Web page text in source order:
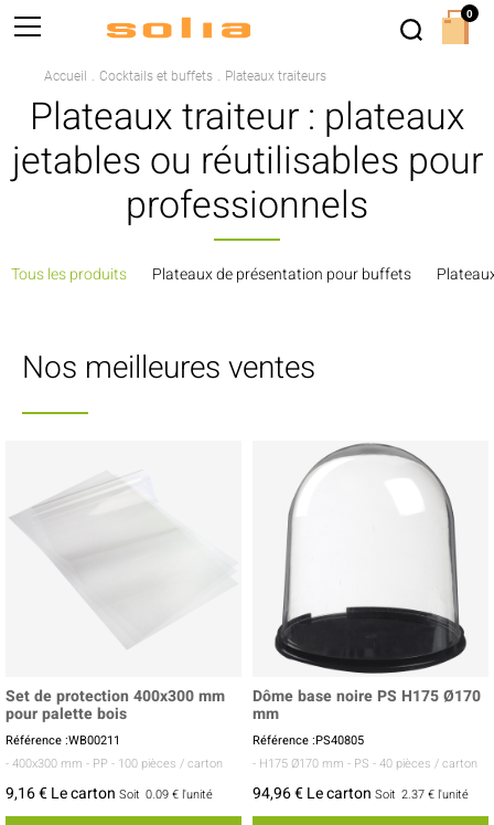
Accueil Cocktails et buffets Plateaux traiteurs
Plateaux traiteur : plateaux
jetables ou réutilisables pour
professionnels
Tous les produits Plateaux de présentation pour buffets
Nos meilleures ventes
Set de protection 400x300 mm
pour palette bois
Référence :WB00211
- 400x300 mm - PP - 100 pièces / carton
9,16 € Le carton Soit 0.09 € l'unité
Dôme base noire PS H175 Ø170
mm
Référence :PS40805
- H175 Ø170 mm - PS - 40 pièces / carton
94,96 € Le carton Soit 2.37 € l'unité
0